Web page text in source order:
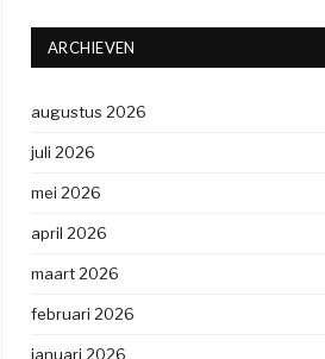
ARCHIEVEN
augustus 2026
juli 2026
mei 2026
april 2026
maart 2026
februari 2026
januari 2026